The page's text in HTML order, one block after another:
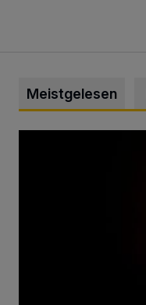
Meistgelesen